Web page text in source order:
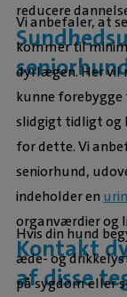
reducere
Vi anbefaler, at
kommer til
dyrlægen. Her vil
kunne
slidgigt tidligt og
for dette. Vi
seniorhund,
indeholder en
organværdier og
Kontakt
af disse
Hvis din hund
æde- og
på sygdom eller